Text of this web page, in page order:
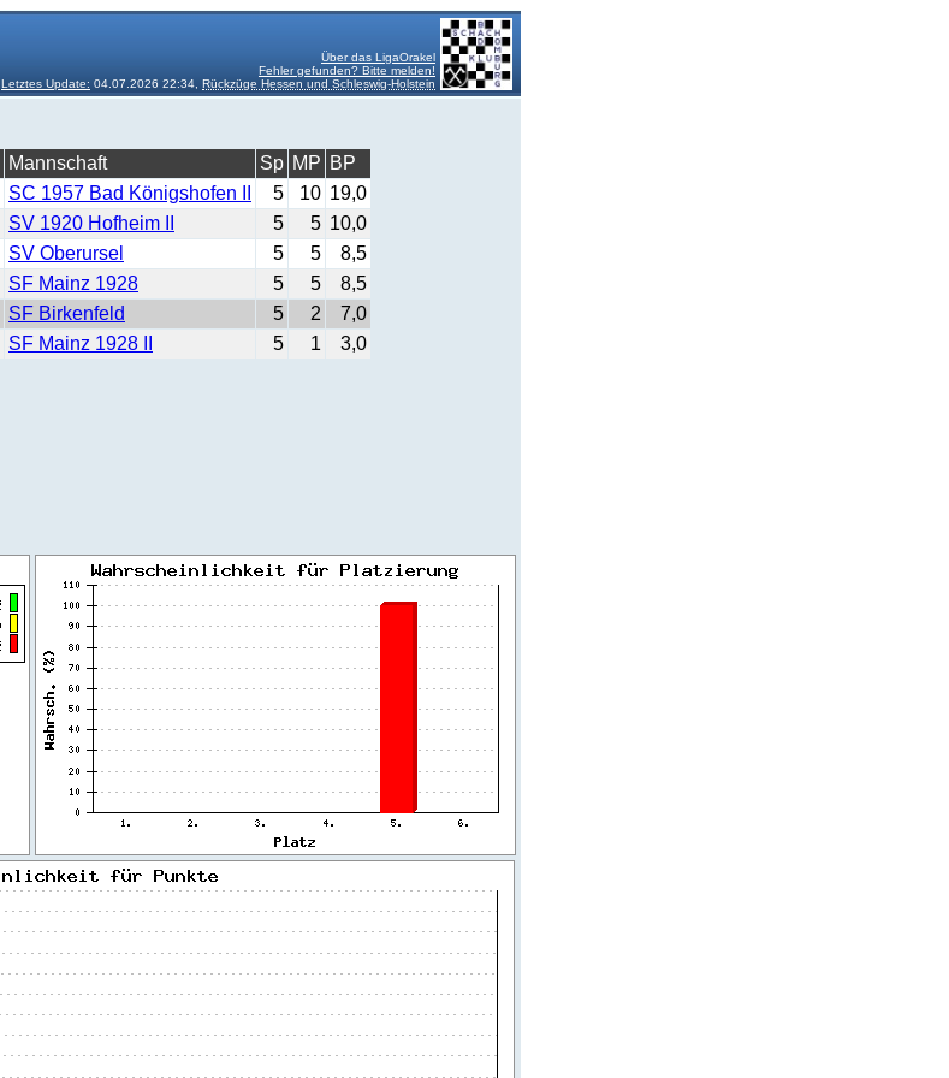
Über das LigaOrakel
Fehler gefunden? Bitte melden!
Letztes Update: 04.07.2026 22:34, Rückzüge Hessen und Schleswig-Holstein
Mannschaft Sp MP BP
SC 1957 Bad Königshofen II 5 10 19,0
SV 1920 Hofheim II 5 5 10,0
SV Oberursel 5 5
8,5
SF Mainz 1928 5 5
8,5
SF Birkenfeld 5 2
7,0
SF Mainz 1928 II 5 1 3,0